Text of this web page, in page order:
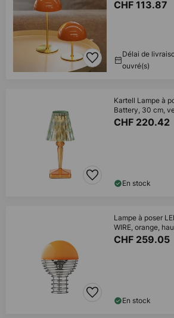
CHF 113.87
Délai de
ouvré(s)
Kartell Lampe à
Battery, 30 cm,
CHF 220.42
En stock
Lampe à poser
WIRE, orange,
CHF 259.05
En stock